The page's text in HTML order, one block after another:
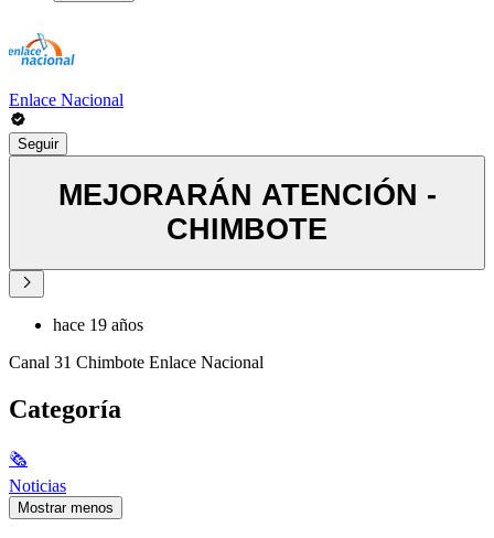
Enlace Nacional
Seguir
MEJORARÁN ATENCIÓN -
CHIMBOTE
hace 19 años
Canal 31 Chimbote Enlace Nacional
Categoría
🗞
Noticias
Mostrar menos